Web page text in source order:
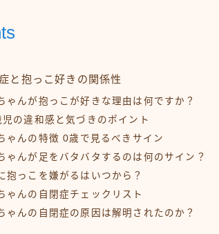
と抱っこ好きの関係性
ゃんが抱っこが好きな理由は何ですか？
児の違和感と気づきのポイント
ゃんの特徴 0歳で見るべきサイン
ゃんが足をバタバタするのは何のサイン？
抱っこを嫌がるはいつから？
ゃんの自閉症チェックリスト
ゃんの自閉症の原因は解明されたのか？